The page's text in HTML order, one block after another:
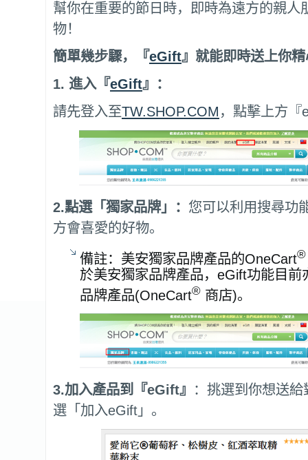
幫你在重要的節日時，即時為遠方的親人
物！
簡單幾步驟，『eGift』就能即時送上你
1. 進入『eGift』：
請先登入至TW.SHOP.COM ，點擊上方『
2.點選「獨家品牌」： 您可以利用搜尋功
方會喜愛的好物。
備註：美安獨家品牌產品的OneCart®
於美安獨家品牌產品，eGift功能目前
品牌產品(OneCart® 商店)。
3.加入產品到『eGift』
：挑選到你想送
選「加入eGift」。